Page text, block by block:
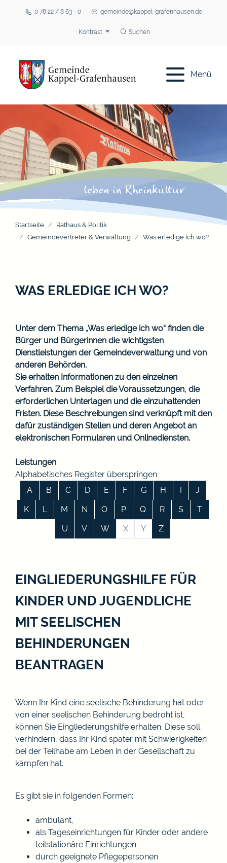
0 78 22 / 8 63 - 0 gemeinde@kappel-grafenhausen.de
Kontrast Suchen
Menü
Startseite
Rathaus & Politik
Gemeindevertreter & Verwaltung
Was erledige ich wo?
WAS ERLEDIGE ICH WO?
Unter dem Thema „Was erledige ich wo“ finden die
Bürger und Bürgerinnen die wichtigsten
Dienstleistungen der Gemeindeverwaltung und von
anderen Behörden.
Sie erhalten Informationen zu den einzelnen
Verfahren. Zum Beispiel die Voraussetzungen, die
erforderlichen Unterlagen und die einzuhaltenden
Fristen. Diese Beschreibungen sind verknüpft mit den
dafür zuständigen Stellen und deren Angebot an
elektronischen Formularen und Onlinediensten.
Leistungen
Alphabetisches Register überspringen
A
B C D E F G H I
J
K
L M N O P Q R S
T
U
V W X Y Z
EINGLIEDERUNGSHILFE FÜR
KINDER UND JUGENDLICHE
MIT SEELISCHEN
BEHINDERUNGEN
BEANTRAGEN
Wenn Ihr Kind eine seelische Behinderung hat oder
von einer seelischen Behinderung bedroht ist,
können Sie Eingliederungshilfe erhalten. Diese soll
verhindern, dass Ihr Kind später mit Schwierigkeiten
bei der Teilhabe am Leben in der Gesellschaft zu
kämpfen hat.
Es gibt sie in folgenden Formen:
ambulant,
als Tageseinrichtungen für Kinder oder andere
teilstationäre Einrichtungen
durch geeignete Pflegepersonen